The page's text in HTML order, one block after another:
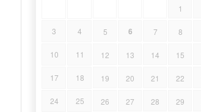
1
3 4 5 6 7 8
10 11 12 13 14 15
17 18 19 20 21 22
24 25 26 27 28 29